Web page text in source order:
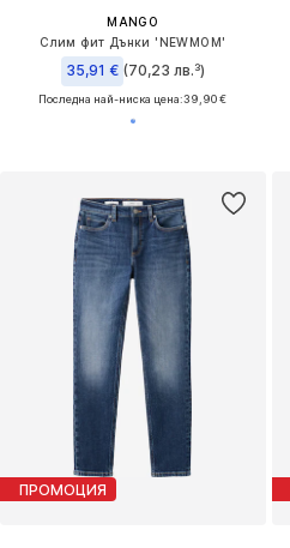
MANGO
Слим фит Дънки 'NEWMOM'
35,91 € (70,23 лв.³)
Последна най-ниска цена:39,90 €
ПРОМОЦИЯ